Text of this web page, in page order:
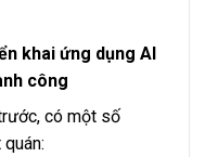
khai ứng dụng AI
công
có một số